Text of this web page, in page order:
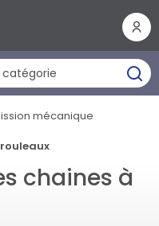
mécanique
chaines à